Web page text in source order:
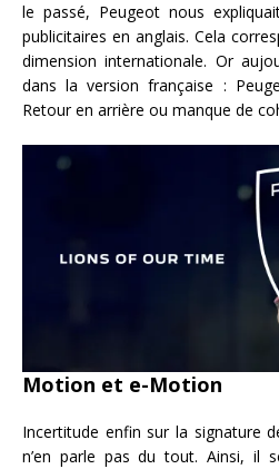
le passé, Peugeot nous
publicitaires en anglais. Cela
dimension internationale. Or
dans la version française :
Retour en arrière ou manque de
Motion et e-Motion
Incertitude enfin sur la signature
n’en parle pas du tout. Ainsi, il